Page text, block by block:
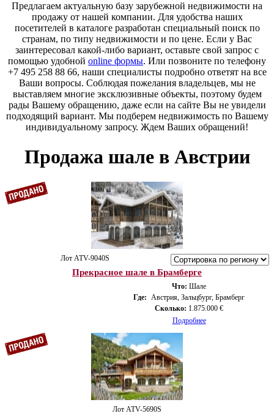
Предлагаем актуальную базу зарубежной недвижимости на
продажу от нашей компании. Для удобства наших
посетителей в каталоге разработан специальный поиск по
странам, по типу недвижимости и по цене. Если у Вас
заинтересовал какой-либо вариант, оставьте свой запрос с
помощью удобной online формы. Или позвоните по телефону
+7 495 258 88 66, наши специалисты подробно ответят на все
Ваши вопросы. Соблюдая пожелания владельцев, мы не
выставляем многие эксклюзивные объекты, поэтому будем
рады Вашему обращению, даже если на сайте Вы не увидели
подходящий вариант. Мы подберем недвижимость по Вашему
индивидуальному запросу. Ждем Ваших обращений!
Продажа шале в Австрии
Лот ATV-9040S
Прекрасное шале в Брамберге
Что: Шале
Где: Австрия, Зальцбург, Брамберг
Сколько: 1.875.000 €
Подробнее
Лот ATV-5690S